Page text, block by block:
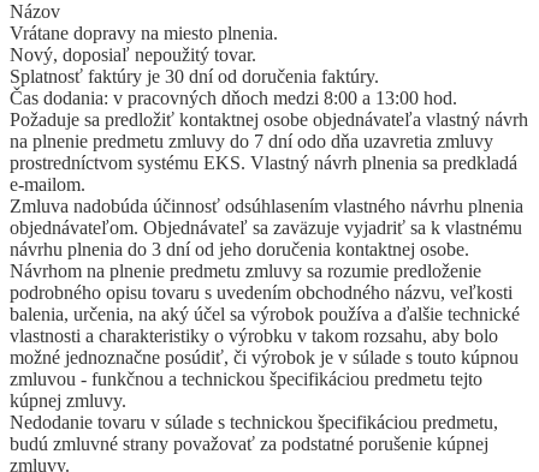
Názov
Vrátane dopravy na miesto plnenia.
Nový, doposiaľ nepoužitý tovar.
Splatnosť faktúry je 30 dní od doručenia faktúry.
Čas dodania: v pracovných dňoch medzi 8:00 a 13:00 hod.
Požaduje sa predložiť kontaktnej osobe objednávateľa vlastný návrh
na plnenie predmetu zmluvy do 7 dní odo dňa uzavretia zmluvy
prostredníctvom systému EKS. Vlastný návrh plnenia sa predkladá
e-mailom.
Zmluva nadobúda účinnosť odsúhlasením vlastného návrhu plnenia
objednávateľom. Objednávateľ sa zaväzuje vyjadriť sa k vlastnému
návrhu plnenia do 3 dní od jeho doručenia kontaktnej osobe.
Návrhom na plnenie predmetu zmluvy sa rozumie predloženie
podrobného opisu tovaru s uvedením obchodného názvu, veľkosti
balenia, určenia, na aký účel sa výrobok používa a ďalšie technické
vlastnosti a charakteristiky o výrobku v takom rozsahu, aby bolo
možné jednoznačne posúdiť, či výrobok je v súlade s touto kúpnou
zmluvou - funkčnou a technickou špecifikáciou predmetu tejto
kúpnej zmluvy.
Nedodanie tovaru v súlade s technickou špecifikáciou predmetu,
budú zmluvné strany považovať za podstatné porušenie kúpnej
zmluvy.